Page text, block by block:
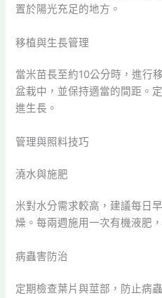
置於陽光充足的地方。
移植與生長管理
當米苗長至約10公分時，進行
盆栽中，並保持適當的間距。
進生長。
管理與照料技巧
澆水與施肥
米對水分需求較高，建議每日
燥。每兩週施用一次有機液肥
病蟲害防治
定期檢查葉片與莖部，防止病